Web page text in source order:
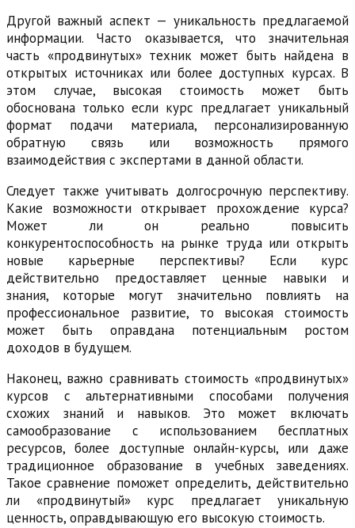
Другой важный аспект — уникальность предлагаемой
информации. Часто оказывается, что значительная
часть «продвинутых» техник может быть найдена в
открытых источниках или более доступных курсах. В
этом случае, высокая стоимость может быть
обоснована только если курс предлагает уникальный
формат подачи материала, персонализированную
обратную связь или возможность прямого
взаимодействия с экспертами в данной области.
Следует также учитывать долгосрочную перспективу.
Какие возможности открывает прохождение курса?
Может ли он реально повысить
конкурентоспособность на рынке труда или открыть
новые карьерные перспективы? Если курс
действительно предоставляет ценные навыки и
знания, которые могут значительно повлиять на
профессиональное развитие, то высокая стоимость
может быть оправдана потенциальным ростом
доходов в будущем.
Наконец, важно сравнивать стоимость «продвинутых»
курсов с альтернативными способами получения
схожих знаний и навыков. Это может включать
самообразование с использованием бесплатных
ресурсов, более доступные онлайн-курсы, или даже
традиционное образование в учебных заведениях.
Такое сравнение поможет определить, действительно
ли «продвинутый» курс предлагает уникальную
ценность, оправдывающую его высокую стоимость.